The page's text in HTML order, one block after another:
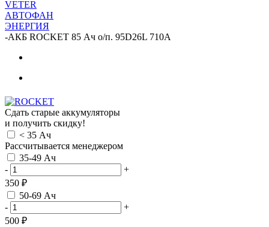
VETER
АВТОФАН
ЭНЕРГИЯ
-АКБ ROCKET 85 Ач о/п. 95D26L 710А
Сдать старые аккумуляторы
и получить скидку!
< 35 Ач
Рассчитывается менеджером
35-49 Ач
-
+
350 ₽
50-69 Ач
-
+
500 ₽